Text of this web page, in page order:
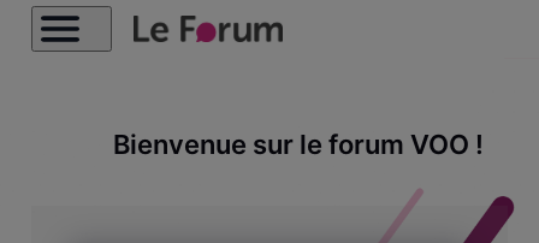
Bienvenue sur le forum VOO !